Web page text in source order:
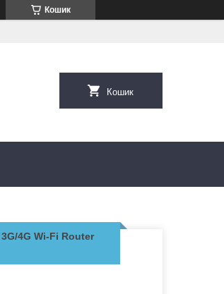
Кошик
Кошик
4G Wi-Fi Router